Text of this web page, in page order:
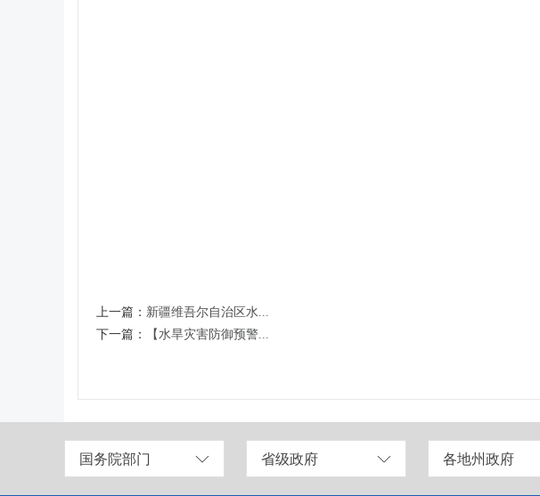
上一篇： 新疆维吾尔自治区水...
下一篇：
【水旱灾害防御预警...
国务院部门 省级政府 各地州政府